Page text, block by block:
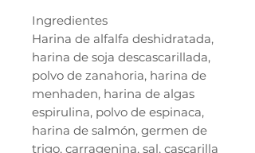
Ingredientes
Harina de alfalfa deshidratada,
harina de soja descascarillada,
polvo de zanahoria, harina de
menhaden, harina de algas
espirulina, polvo de espinaca,
harina de salmón, germen de
trigo, carragenina, sal, cascarilla